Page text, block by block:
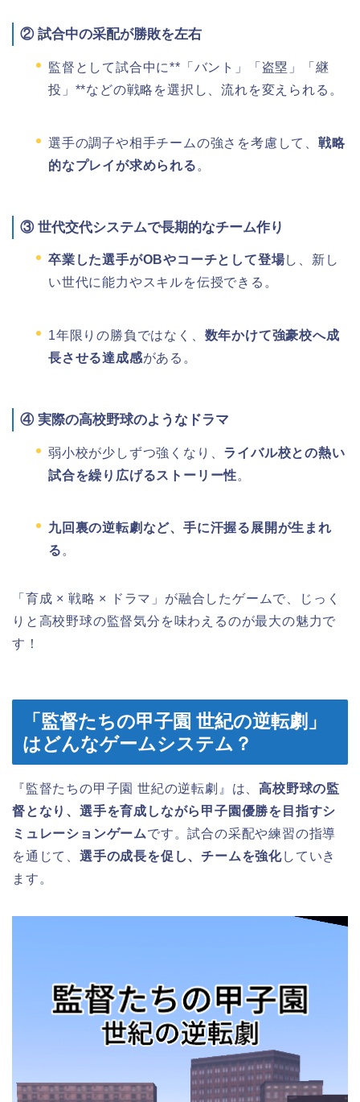
② 試合中の采配が勝敗を左右
監督として試合中に**「バント」「盗塁」「継
投」**などの戦略を選択し、流れを変えられる。
選手の調子や相手チームの強さを考慮して、 戦略
的なプレイが求められる 。
③ 世代交代システムで長期的なチーム作り
卒業した選手がOBやコーチとして登場し、新し
い世代に能力やスキルを伝授できる。
1年限りの勝負ではなく、 数年かけて強豪校へ成
長させる達成感がある。
④ 実際の高校野球のようなドラマ
弱小校が少しずつ強くなり、 ライバル校との熱い
試合を繰り広げるストーリー性。
九回裏の逆転劇など、手に汗握る展開が生まれ
る。
「育成 × 戦略 × ドラマ」が融合したゲームで、じっく
りと高校野球の監督気分を味わえるのが最大の魅力で
す！
「監督たちの甲子園 世紀の逆転劇」
はどんなゲームシステム？
『監督たちの甲子園 世紀の逆転劇』は、高校野球の監
督となり、選手を育成しながら甲子園優勝を目指すシ
ミュレーションゲームです。試合の采配や練習の指導
を通じて、 選手の成長を促し、チームを強化していき
ます。